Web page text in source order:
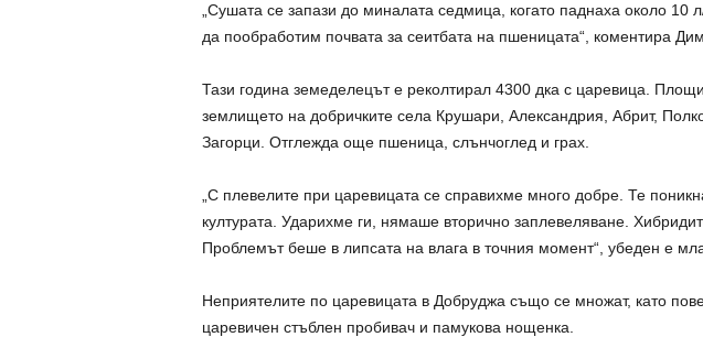
„Сушата се запази до миналата седмица, когато паднаха около 10
да пообработим почвата за сеитбата на пшеницата“, коментира
Тази година земеделецът е реколтирал 4300 дка с царевица.
землището на добричките села Крушари, Александрия, Абрит,
Загорци. Отглежда още пшеница, слънчоглед и грах.
„С плевелите при царевицата се справихме много добре. Те
културата. Ударихме ги, нямаше вторично заплевеляване.
Проблемът беше в липсата на влага в точния момент“, убеден е
Неприятелите по царевицата в Добруджа също се множат, като
царевичен стъблен пробивач и памукова нощенка.